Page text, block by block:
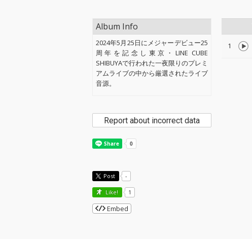
1
Album Info
2024年5月25日にメジャーデビュー25
周年を記念し東京・LINE CUBE
SHIBUYAで行われた一夜限りのプレミ
アムライブの中から厳選されたライブ
音源。
Report about incorrect data
Post -
Like! 1
Embed